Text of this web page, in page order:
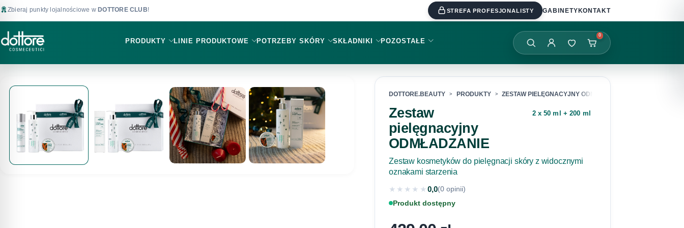
Zbieraj punkty lojalnościowe w DOTTORE CLUB! STREFA PROFESJONALISTY GABINETY KONTAKT
PRODUKTY LINIE PRODUKTOWE POTRZEBY SKÓRY SKŁADNIKI POZOSTAŁE
0
DOTTORE.BEAUTY PRODUKTY ZESTAW PIELĘGNACYJNY ODMŁADZANIE
Zestaw
pielęgnacyjny
ODMŁADZANIE
2 x 50 ml + 200 ml
Zestaw kosmetyków do pielęgnacji skóry z widocznymi
oznakami starzenia
★★★★★0,0(0 opinii)
Produkt dostępny